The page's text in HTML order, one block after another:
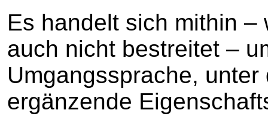
Es handelt sich mithin
auch nicht bestreitet –
Umgangssprache,
ergänzende